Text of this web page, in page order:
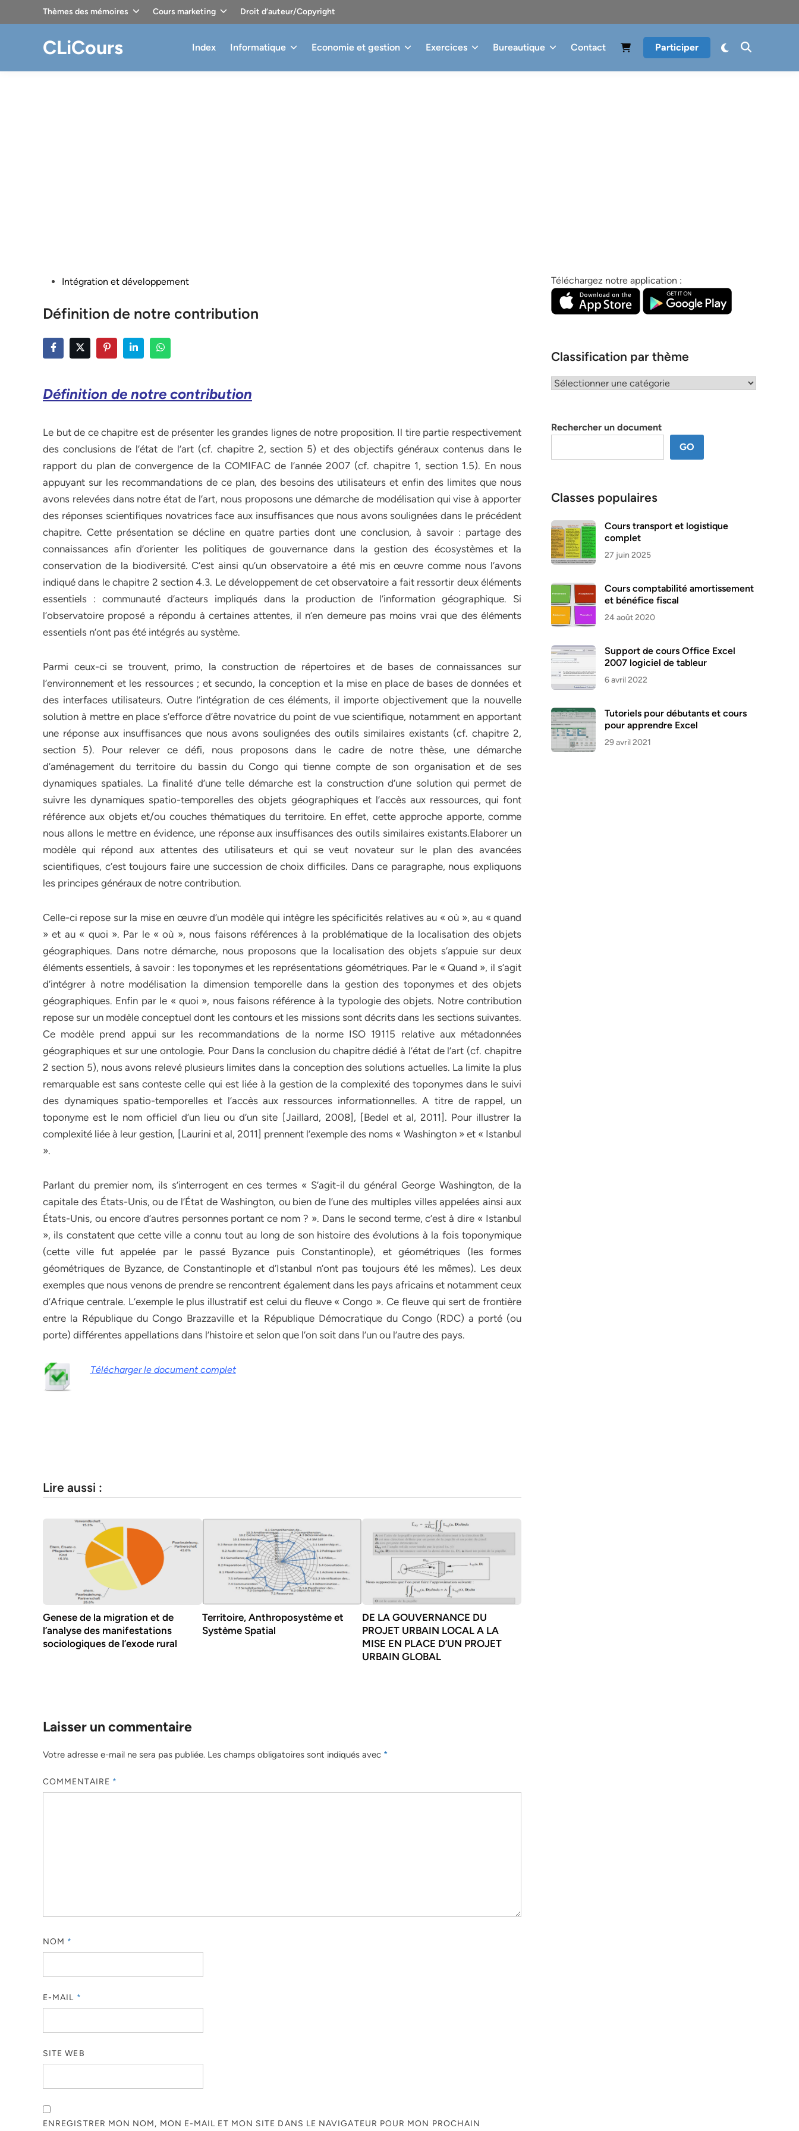
Thèmes des mémoires Cours marketing Droit d’auteur/Copyright
CLiCours Index Informatique Economie et gestion Exercices Bureautique Contact Participer
PostedIntégration et développement
Définition de notre contribution
Définition de notre contribution
Le but de ce chapitre est de présenter les grandes lignes de notre proposition. Il tire partie respectivement
des conclusions de l’état de l’art (cf. chapitre 2, section 5) et des objectifs généraux contenus dans le
rapport du plan de convergence de la COMIFAC de l’année 2007 (cf. chapitre 1, section 1.5). En nous
appuyant sur les recommandations de ce plan, des besoins des utilisateurs et enfin des limites que nous
avons relevées dans notre état de l’art, nous proposons une démarche de modélisation qui vise à apporter
des réponses scientifiques novatrices face aux insuffisances que nous avons soulignées dans le précédent
chapitre. Cette présentation se décline en quatre parties dont une conclusion, à savoir : partage des
connaissances afin d’orienter les politiques de gouvernance dans la gestion des écosystèmes et la
conservation de la biodiversité. C’est ainsi qu’un observatoire a été mis en œuvre comme nous l’avons
indiqué dans le chapitre 2 section 4.3. Le développement de cet observatoire a fait ressortir deux éléments
essentiels : communauté d’acteurs impliqués dans la production de l’information géographique. Si
l’observatoire proposé a répondu à certaines attentes, il n’en demeure pas moins vrai que des éléments
essentiels n’ont pas été intégrés au système.
Parmi ceux-ci se trouvent, primo, la construction de répertoires et de bases de connaissances sur
l’environnement et les ressources ; et secundo, la conception et la mise en place de bases de données et
des interfaces utilisateurs. Outre l’intégration de ces éléments, il importe objectivement que la nouvelle
solution à mettre en place s’efforce d’être novatrice du point de vue scientifique, notamment en apportant
une réponse aux insuffisances que nous avons soulignées des outils similaires existants (cf. chapitre 2,
section 5). Pour relever ce défi, nous proposons dans le cadre de notre thèse, une démarche
d’aménagement du territoire du bassin du Congo qui tienne compte de son organisation et de ses
dynamiques spatiales. La finalité d’une telle démarche est la construction d’une solution qui permet de
suivre les dynamiques spatio-temporelles des objets géographiques et l’accès aux ressources, qui font
référence aux objets et/ou couches thématiques du territoire. En effet, cette approche apporte, comme
nous allons le mettre en évidence, une réponse aux insuffisances des outils similaires existants.Elaborer un
modèle qui répond aux attentes des utilisateurs et qui se veut novateur sur le plan des avancées
scientifiques, c’est toujours faire une succession de choix difficiles. Dans ce paragraphe, nous expliquons
les principes généraux de notre contribution.
Celle-ci repose sur la mise en œuvre d’un modèle qui intègre les spécificités relatives au « où », au « quand
» et au « quoi ». Par le « où », nous faisons références à la problématique de la localisation des objets
géographiques. Dans notre démarche, nous proposons que la localisation des objets s’appuie sur deux
éléments essentiels, à savoir : les toponymes et les représentations géométriques. Par le « Quand », il s’agit
d’intégrer à notre modélisation la dimension temporelle dans la gestion des toponymes et des objets
géographiques. Enfin par le « quoi », nous faisons référence à la typologie des objets. Notre contribution
repose sur un modèle conceptuel dont les contours et les missions sont décrits dans les sections suivantes.
Ce modèle prend appui sur les recommandations de la norme ISO 19115 relative aux métadonnées
géographiques et sur une ontologie. Pour Dans la conclusion du chapitre dédié à l’état de l’art (cf. chapitre
2 section 5), nous avons relevé plusieurs limites dans la conception des solutions actuelles. La limite la plus
remarquable est sans conteste celle qui est liée à la gestion de la complexité des toponymes dans le suivi
des dynamiques spatio-temporelles et l’accès aux ressources informationnelles. A titre de rappel, un
toponyme est le nom officiel d’un lieu ou d’un site [Jaillard, 2008], [Bedel et al, 2011]. Pour illustrer la
complexité liée à leur gestion, [Laurini et al, 2011] prennent l’exemple des noms « Washington » et « Istanbul
».
Parlant du premier nom, ils s’interrogent en ces termes « S’agit-il du général George Washington, de la
capitale des États-Unis, ou de l’État de Washington, ou bien de l’une des multiples villes appelées ainsi aux
États-Unis, ou encore d’autres personnes portant ce nom ? ». Dans le second terme, c’est à dire « Istanbul
», ils constatent que cette ville a connu tout au long de son histoire des évolutions à la fois toponymique
(cette ville fut appelée par le passé Byzance puis Constantinople), et géométriques (les formes
géométriques de Byzance, de Constantinople et d’Istanbul n’ont pas toujours été les mêmes). Les deux
exemples que nous venons de prendre se rencontrent également dans les pays africains et notamment ceux
d’Afrique centrale. L’exemple le plus illustratif est celui du fleuve « Congo ». Ce fleuve qui sert de frontière
entre la République du Congo Brazzaville et la République Démocratique du Congo (RDC) a porté (ou
porte) différentes appellations dans l’histoire et selon que l’on soit dans l’un ou l’autre des pays.
Télécharger le document complet
Lire aussi :
Genese de la migration et de
l’analyse des manifestations
sociologiques de l’exode rural
Territoire, Anthroposystème et
Système Spatial
DE LA GOUVERNANCE DU
PROJET URBAIN LOCAL A LA
MISE EN PLACE D’UN PROJET
URBAIN GLOBAL
Laisser un commentaire
Votre adresse e-mail ne sera pas publiée. Les champs obligatoires sont indiqués avec *
COMMENTAIRE *
NOM *
E-MAIL *
SITE WEB
ENREGISTRER MON NOM, MON E-MAIL ET MON SITE DANS LE NAVIGATEUR POUR MON PROCHAIN
Téléchargez notre application :
Classification par thème
Classification
Rechercher un document
GO
Classes populaires
Cours transport et logistique
complet
27 juin 2025
Cours comptabilité amortissement
et bénéfice fiscal
24 août 2020
Support de cours Office Excel
2007 logiciel de tableur
6 avril 2022
Tutoriels pour débutants et cours
pour apprendre Excel
29 avril 2021